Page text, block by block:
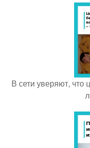
В сети уверяют, что